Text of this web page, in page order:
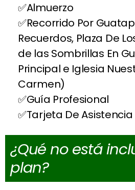
Almuerzo
Recorrido Por
Recuerdos, Plaza De
de las Sombrillas En
Principal e Iglesia
Carmen)
Guía Profesional
Tarjeta De
¿Qué no está
plan?